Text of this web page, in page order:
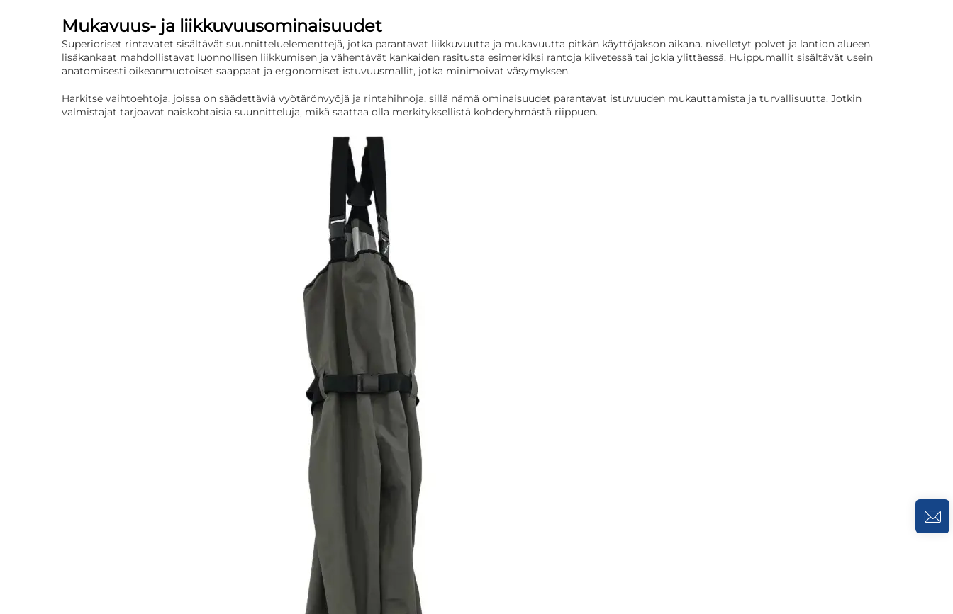
Mukavuus- ja liikkuvuusominaisuudet
Superioriset rintavatet sisältävät suunnitteluelementtejä, jotka parantavat liikkuvuutta ja mukavuutta pitkän käyttöjakson aikana. nivelletyt polvet ja lantion alueen
lisäkankaat mahdollistavat luonnollisen liikkumisen ja vähentävät kankaiden rasitusta esimerkiksi rantoja kiivetessä tai jokia ylittäessä. Huippumallit sisältävät usein
anatomisesti oikeanmuotoiset saappaat ja ergonomiset istuvuusmallit, jotka minimoivat väsymyksen.
Harkitse vaihtoehtoja, joissa on säädettäviä vyötärönvyöjä ja rintahihnoja, sillä nämä ominaisuudet parantavat istuvuuden mukauttamista ja turvallisuutta. Jotkin
valmistajat tarjoavat naiskohtaisia suunnitteluja, mikä saattaa olla merkityksellistä kohderyhmästä riippuen.